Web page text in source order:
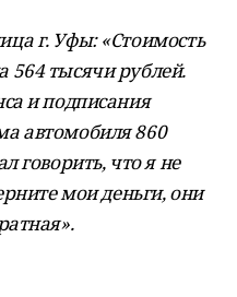
г. Уфы: «Стоимость
564 тысячи рублей.
и подписания
автомобиля 860
говорить, что я не
мои деньги, они